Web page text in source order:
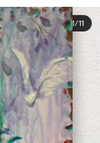
1/11